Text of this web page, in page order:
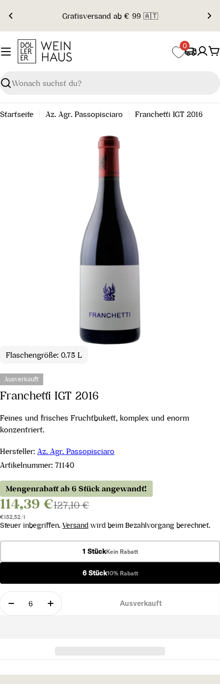
Inhalt
springen
Gratisversand ab € 99 🇦🇹
Suchen
0
Startseite Az. Agr. Passopisciaro Franchetti IGT 2016
Flaschengröße: 0.75 L
Ausverkauft
Franchetti IGT 2016
Feines und frisches Fruchtbukett, komplex und enorm
konzentriert.
Hersteller: Az. Agr. Passopisciaro
Artikelnummer: 71140
Mengenrabatt ab 6 Stück angewandt!
114,39 €127,10 €
Stückpreis
€152,52/pro
l
Steuer inbegriffen. Versand wird beim Bezahlvorgang berechnet.
1 StückKein Rabatt
6 Stück10% Rabatt
Menge
Menge für Franchetti IGT 2016 verringern
Menge für Franchetti IGT 2016 erhöhen
Ausverkauft